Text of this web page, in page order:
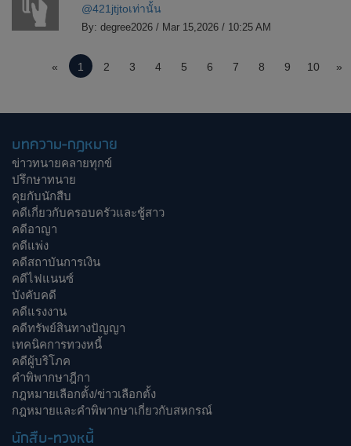
@421jtjtoเท่านั้น
By: degree2026 / Mar 15,2026 / 10:25 AM
« 1 2 3 4 5 6 7 8 9 10 »
บทความ-กฎหมาย
ข่าวทนายคลายทุกข์
ปรึกษาทนาย
คุยกับนักสืบ
คดีเกี่ยวกับครอบครัวและชู้สาว
คดีอาญา
คดีแพ่ง
คดีสถาบันการเงิน
คดีไฟแนนซ์
บังคับคดี
คดีแรงงาน
คดีทรัพย์สินทางปัญญา
เทคนิคการทวงหนี้
คดีผู้บริโภค
คำพิพากษาฎีกา
กฎหมายเลือกตั้ง/ข่าวเลือกตั้ง
กฎหมายและคำพิพากษาเกี่ยวกับสหกรณ์
นักสืบ-ทวงหนี้